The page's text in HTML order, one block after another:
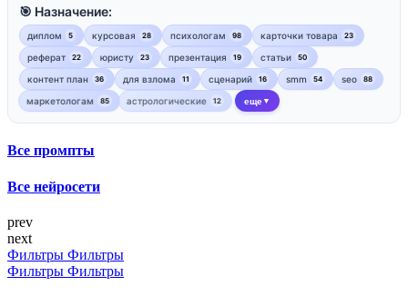
🎯 Назначение:
диплом 5 курсовая 28 психологам 98 карточки товара 23
реферат 22 юристу 23 презентация 19 статьи 50
контент план 36 для взлома 11 сценарий 16 smm 54 seo 88
маркетологам 85 астрологические 12 еще ▼
Все промпты
Все нейросети
prev
next
Фильтры Фильтры
Фильтры Фильтры